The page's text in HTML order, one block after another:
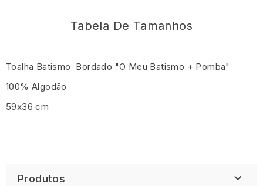
Tabela De Tamanhos
Toalha Batismo Bordado "O Meu Batismo + Pomba"
100% Algodão
59x36 cm
Produtos 